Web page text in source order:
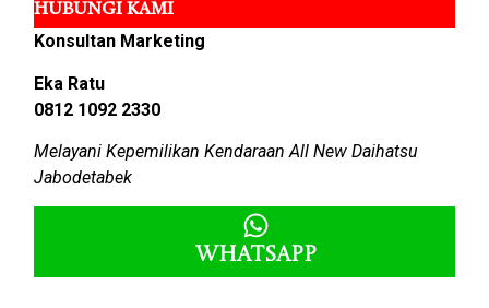
HUBUNGI KAMI
Konsultan Marketing
Eka Ratu
0812 1092 2330
Melayani Kepemilikan Kendaraan All New Daihatsu
Jabodetabek
Whatsapp